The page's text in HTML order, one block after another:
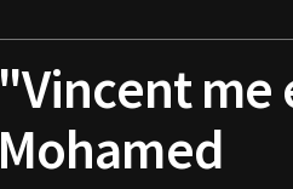
"Vincent me
Mohamed